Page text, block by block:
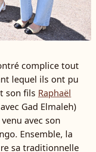
complice tout
lequel ils ont pu
son fils Raphaël
Gad Elmaleh)
avec son
Ensemble, la
sa traditionnelle